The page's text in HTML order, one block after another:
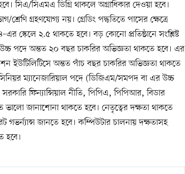
সিএ/সিএমএ ডিগ্রি থাকলে অগ্রাধিকার দেওয়া হবে।
গ্রহণযোগ্য নয়। গ্রেডিং পদ্ধতিতে পাসের ক্ষেত্রে
স্কেলে ২.৫ থাকতে হবে। বড় কোনো প্রতিষ্ঠানে সংশ্লিষ্ট
উচ্চ পদে অন্তত ২০ বছর চাকরির অভিজ্ঞতা থাকতে হবে। এর
ইউটিলিটিসে অন্তত পাঁচ বছর চাকরির অভিজ্ঞতা থাকতে
সিনিয়র ম্যানেজারিয়াল পদে (ডিজিএম/সমপদ বা এর উচ্চ
ফিন্যান্সিয়াল নীতি, পিপিএ, পিপিআর, বিডার
ভালো জানাশোনা থাকতে হবে। নেতৃত্বের দক্ষতা থাকতে
জানতে হবে। কম্পিউটার চালনায় দক্ষতাসহ
হবে।